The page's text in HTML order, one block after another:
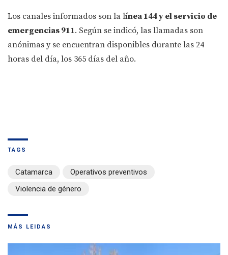
Los canales informados son la línea 144 y el servicio de
emergencias 911. Según se indicó, las llamadas son
anónimas y se encuentran disponibles durante las 24
horas del día, los 365 días del año.
TAGS
Catamarca
Operativos preventivos
Violencia de género
MÁS LEIDAS